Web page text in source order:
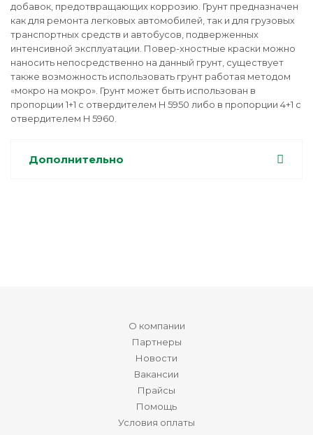
добавок, предотвращающих коррозию. Грунт предназначен
как для ремонта легковых автомобилей, так и для грузовых
транспортных средств и автобусов, подверженных
интенсивной эксплуатации. Повер-хностные краски можно
наносить непосредственно на данный грунт, существует
также возможность использовать грунт работая методом
«мокро на мокро». Грунт может быть использован в
пропорции 1+1 с отвердителем H 5950 либо в пропорции 4+1 с
отвердителем H 5960.
Дополнительно
О компании
Партнеры
Новости
Вакансии
Прайсы
Помощь
Условия оплаты